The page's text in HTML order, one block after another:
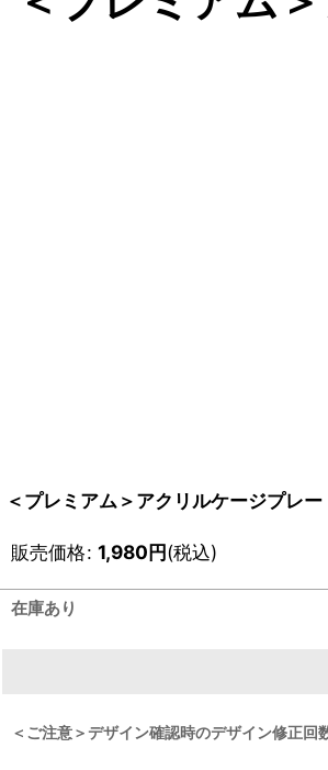
＜プレミアム＞アクリルケージプレー
販売価格: 1,980円(税込)
在庫あり
＜ご注意＞デザイン確認時のデザイン修正回